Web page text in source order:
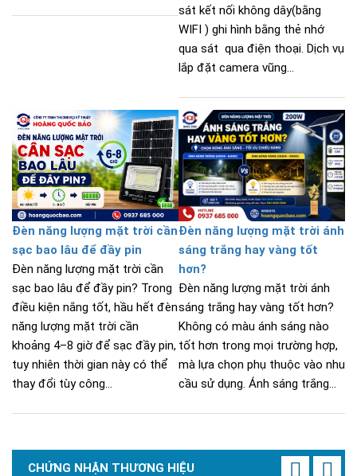
sát kết nối không dây(bằng
WIFI ) ghi hình bằng thẻ nhớ
qua sát qua điện thoại. Dịch vụ
lắp đặt camera vũng...
Đèn năng lượng mặt trời cần
sạc bao lâu để đầy pin
Đèn năng lượng mặt trời cần
sạc bao lâu để đầy pin? Trong
điều kiện nắng tốt, hầu hết đèn
năng lượng mặt trời cần
khoảng 4–8 giờ để sạc đầy pin,
tuy nhiên thời gian này có thể
thay đổi tùy công...
Đèn năng lượng mặt trời ánh
sáng trắng hay vàng tốt
hơn?
Đèn năng lượng mặt trời ánh
sáng trắng hay vàng tốt hơn?
Không có màu ánh sáng nào
tốt hơn trong mọi trường hợp,
mà lựa chọn phụ thuộc vào nhu
cầu sử dụng. Ánh sáng trắng...
CHỨNG NHẬN THƯƠNG HIỆU